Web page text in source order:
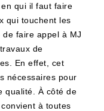
qui il faut faire
qui touchent les
faire appel à MJ
de
En effet, cet
nécessaires pour
qualité. À côté de
à toutes